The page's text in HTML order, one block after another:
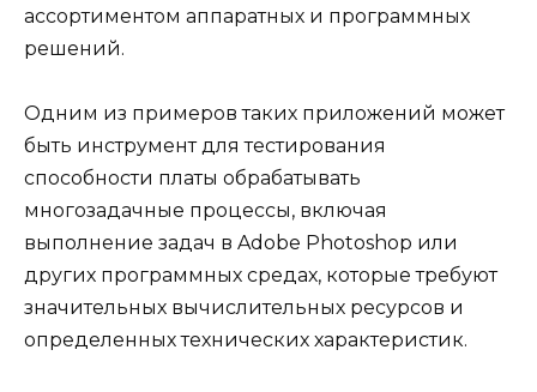
ассортиментом аппаратных и программных
решений.
Одним из примеров таких приложений может
быть инструмент для тестирования
способности платы обрабатывать
многозадачные процессы, включая
выполнение задач в Adobe Photoshop или
других программных средах, которые требуют
значительных вычислительных ресурсов и
определенных технических характеристик.